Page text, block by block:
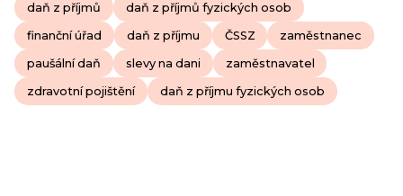
daň z příjmů daň z příjmů fyzických osob
finanční úřad daň z příjmu ČSSZ zaměstnanec
paušální daň slevy na dani zaměstnavatel
zdravotní pojištění daň z příjmu fyzických osob